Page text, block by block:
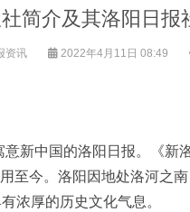
简介及其洛阳日报
资讯 2022年4月11日 08:49
意新中国的洛阳日报。《新
至今。洛阳因地处洛河之
浓厚的历史文化气息。